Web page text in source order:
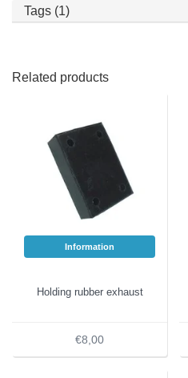
Tags (1)
Related products
Information
Holding rubber exhaust
€8,00